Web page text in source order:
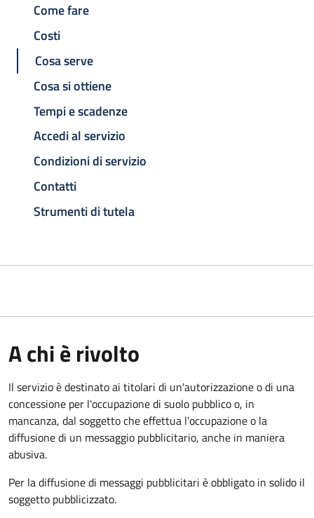
Come fare
Costi
Cosa serve
Cosa si ottiene
Tempi e scadenze
Accedi al servizio
Condizioni di servizio
Contatti
Strumenti di tutela
A chi è rivolto
Il servizio è destinato ai titolari di un'autorizzazione o di una
concessione per l'occupazione di suolo pubblico o, in
mancanza, dal soggetto che effettua l'occupazione o la
diffusione di un messaggio pubblicitario, anche in maniera
abusiva.
Per la diffusione di messaggi pubblicitari è obbligato in solido il
soggetto pubblicizzato.